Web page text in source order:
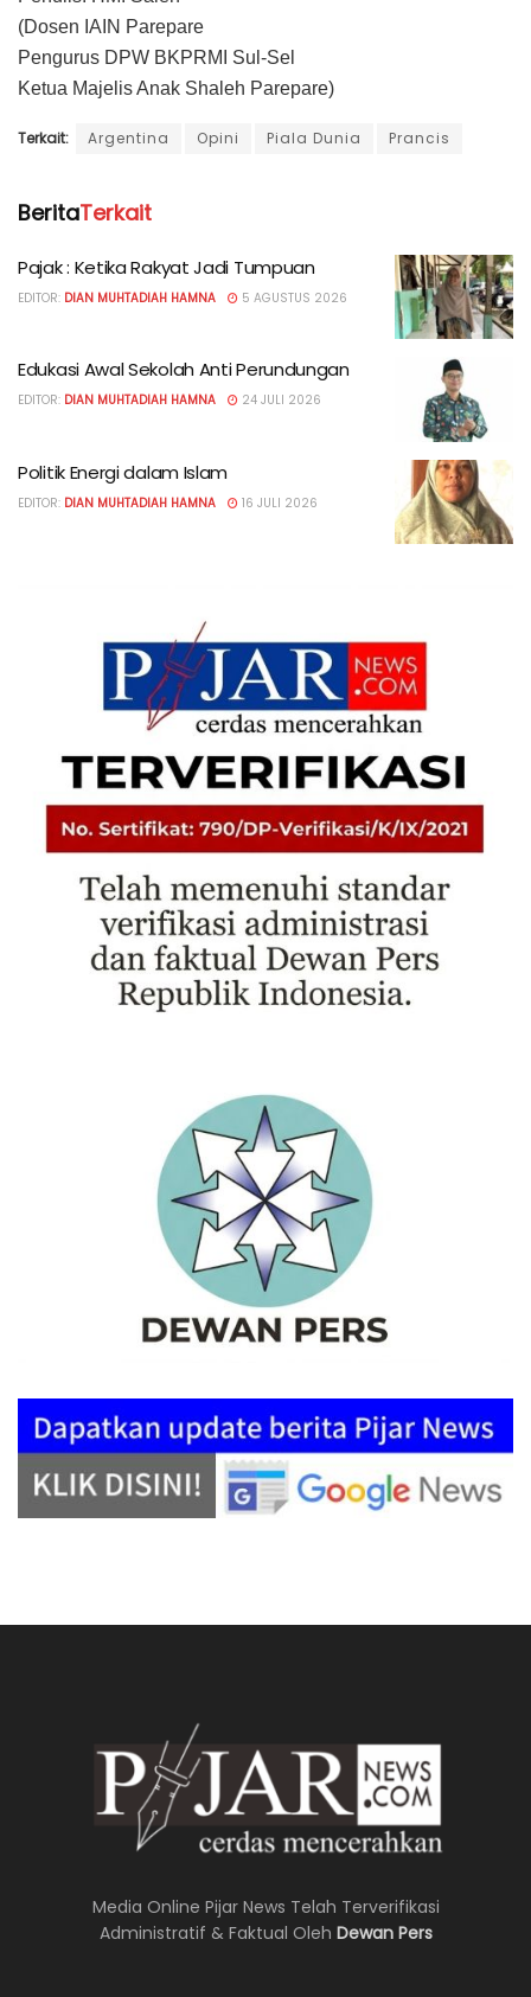
(Dosen IAIN Parepare
Pengurus DPW BKPRMI Sul-Sel
Ketua Majelis Anak Shaleh Parepare)
Terkait: Argentina Opini Piala Dunia Prancis
BeritaTerkait
Pajak : Ketika Rakyat Jadi Tumpuan
EDITOR: DIAN MUHTADIAH HAMNA 5 AGUSTUS 2026
Edukasi Awal Sekolah Anti Perundungan
EDITOR: DIAN MUHTADIAH HAMNA 24 JULI 2026
Politik Energi dalam Islam
EDITOR: DIAN MUHTADIAH HAMNA 16 JULI 2026
Media Online Pijar News Telah Terverifikasi
Administratif & Faktual Oleh Dewan Pers